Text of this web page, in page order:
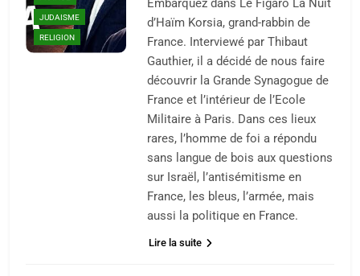
JUDAISME
RELIGION
Embarquez dans Le Figaro La Nuit
d’Haïm Korsia, grand-rabbin de
France. Interviewé par Thibaut
Gauthier, il a décidé de nous faire
découvrir la Grande Synagogue de
France et l’intérieur de l’Ecole
Militaire à Paris. Dans ces lieux
rares, l’homme de foi a répondu
sans langue de bois aux questions
sur Israël, l’antisémitisme en
France, les bleus, l’armée, mais
aussi la politique en France.
Lire la suite